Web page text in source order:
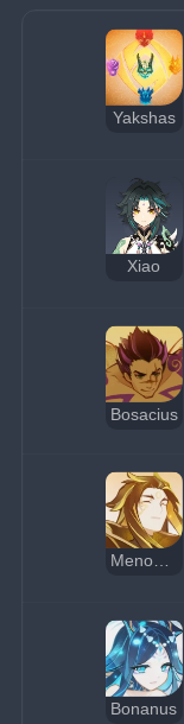
Yakshas
Xiao
Bosacius
Menogias
Bonanus